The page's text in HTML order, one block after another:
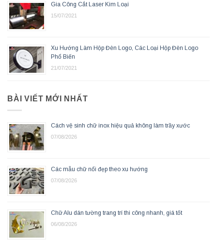
Gia Công Cắt Laser Kim Loại
15/07/2021
Xu Hướng Làm Hộp Đèn Logo, Các Loại Hộp Đèn Logo
Phổ Biến
21/07/2021
BÀI VIẾT MỚI NHẤT
Cách vệ sinh chữ inox hiệu quả không làm trầy xước
07/08/2026
Các mẫu chữ nổi đẹp theo xu hướng
07/08/2026
Chữ Alu dán tường trang trí thi công nhanh, giá tốt
06/08/2026